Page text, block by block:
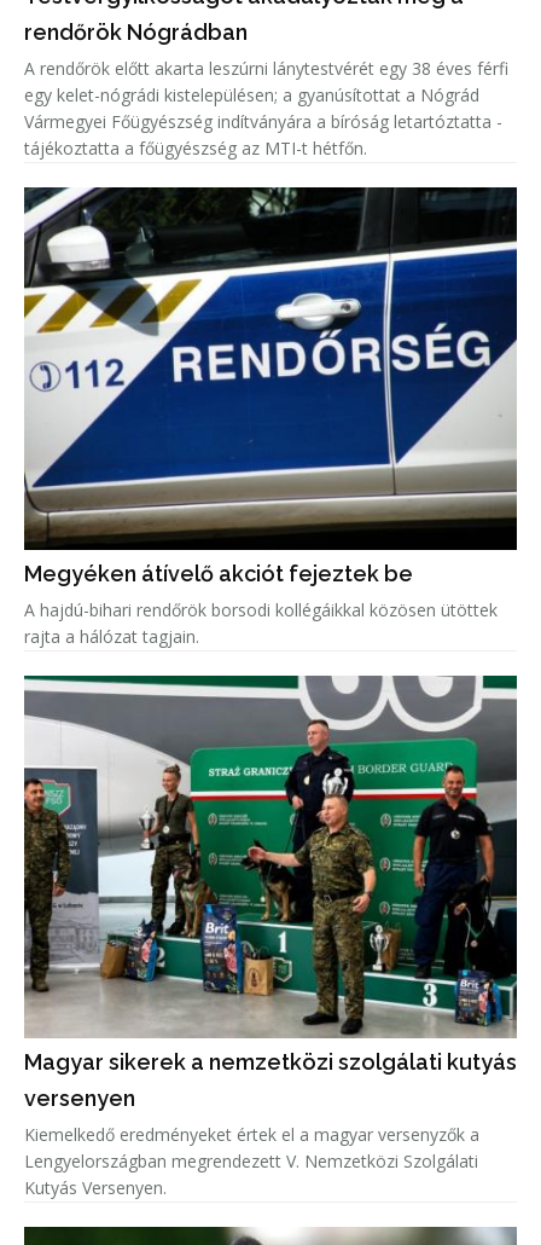
rendőrök Nógrádban
A rendőrök előtt akarta leszúrni lánytestvérét egy 38 éves férfi
egy kelet-nógrádi kistelepülésen; a gyanúsítottat a Nógrád
Vármegyei Főügyészség indítványára a bíróság letartóztatta -
tájékoztatta a főügyészség az MTI-t hétfőn.
Megyéken átívelő akciót fejeztek be
A hajdú-bihari rendőrök borsodi kollégáikkal közösen ütöttek
rajta a hálózat tagjain.
Magyar sikerek a nemzetközi szolgálati kutyás
versenyen
Kiemelkedő eredményeket értek el a magyar versenyzők a
Lengyelországban megrendezett V. Nemzetközi Szolgálati
Kutyás Versenyen.